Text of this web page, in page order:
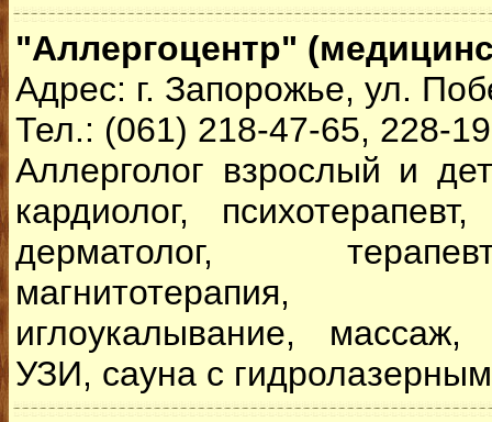
"Аллергоцентр"
Адрес: г. Запорожье, ул.
Тел.: (061) 218-47-65, 228-
Аллерголог взрослый и
кардиолог, психотерапевт,
дерматолог,
магнитотерапия,
иглоукалывание,
УЗИ, сауна с